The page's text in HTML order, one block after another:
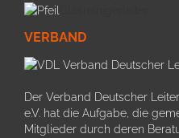
VERBAND
Der Verband Deutscher
e.V. hat die Aufgabe, die
Mitglieder durch deren